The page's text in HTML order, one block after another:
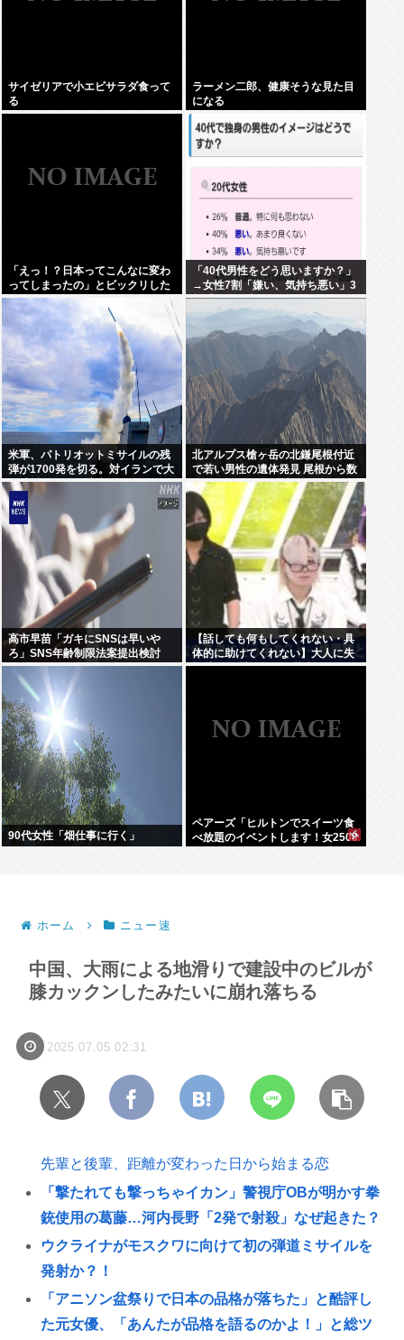
サイゼリアで小エビサラダ食って
る
ラーメン二郎、健康そうな見た目
になる
「えっ！？日本ってこんなに変わ
ってしまったの」とビックリした
こと
「40代男性をどう思いますか？」
→女性7割「嫌い、気持ち悪い」3
割「知った事ではない」と回答。
米軍、パトリオットミサイルの残
弾が1700発を切る。対イランで大
量消耗した分を補填するのに2年
以上かかる模様。
北アルプス槍ヶ岳の北鎌尾根付近
で若い男性の遺体発見 尾根から数
百メートル下の急斜面 付近では男
子大学生の行方がわからず
高市早苗「ガキにSNSは早いや
ろ」SNS年齢制限法案提出検討
【話しても何もしてくれない・具
体的に助けてくれない】大人に失
望感 トー横に集まる若者
90代女性「畑仕事に行く」
ペアーズ「ヒルトンでスイーツ食
べ放題のイベントします！女2500
ホーム ニュー速
中国、大雨による地滑りで建設中のビルが
膝カックンしたみたいに崩れ落ちる
2025.07.05 02:31
先輩と後輩、距離が変わった日から始まる恋
「撃たれても撃っちゃイカン」警視庁OBが明かす拳
銃使用の葛藤…河内長野「2発で射殺」なぜ起きた？
ウクライナがモスクワに向けて初の弾道ミサイルを
発射か？！
「アニソン盆祭りで日本の品格が落ちた」と酷評し
た元女優、「あんたが品格を語るのかよ！」と総ツ